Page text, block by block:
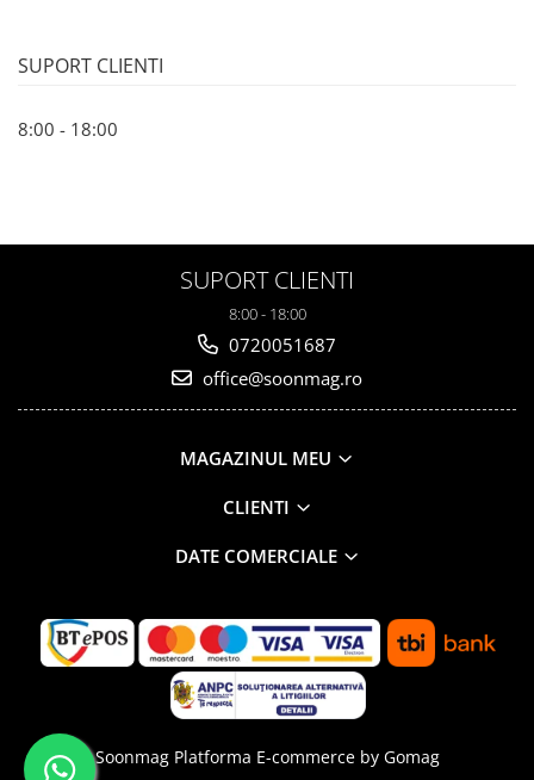
SUPORT CLIENTI
8:00 - 18:00
SUPORT CLIENTI
8:00 - 18:00
0720051687
office@soonmag.ro
MAGAZINUL MEU
CLIENTI
DATE COMERCIALE
Soonmag Platforma E-commerce by Gomag